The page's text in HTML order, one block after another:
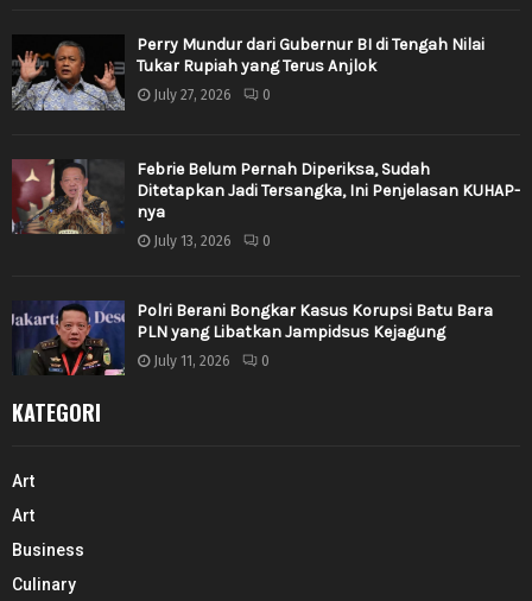
Perry Mundur dari Gubernur BI di Tengah Nilai
Tukar Rupiah yang Terus Anjlok
July 27, 2026 0
Febrie Belum Pernah Diperiksa, Sudah
Ditetapkan Jadi Tersangka, Ini Penjelasan KUHAP-
nya
July 13, 2026 0
Polri Berani Bongkar Kasus Korupsi Batu Bara
PLN yang Libatkan Jampidsus Kejagung
July 11, 2026 0
KATEGORI
Art
Art
Business
Culinary